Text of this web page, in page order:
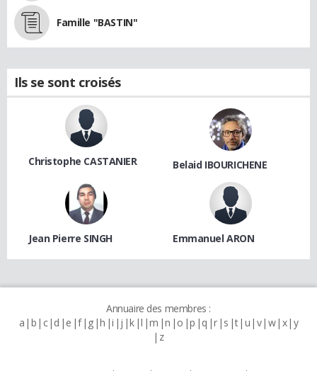
Famille "BASTIN"
Ils se sont croisés
Christophe CASTANIER Belaid IBOURICHENE
Jean Pierre SINGH Emmanuel ARON
Annuaire des membres :
a b c d e f g h i j k l m n o p q r s t u v w x y
z